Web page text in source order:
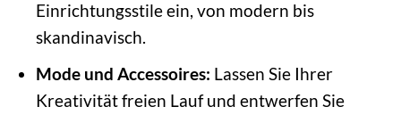
Einrichtungsstile ein, von modern bis
skandinavisch.
Mode und Accessoires: Lassen Sie Ihrer
Kreativität freien Lauf und entwerfen Sie